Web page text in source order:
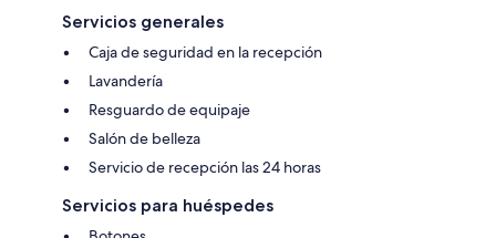
Servicios generales
Caja de seguridad en la recepción
Lavandería
Resguardo de equipaje
Salón de belleza
Servicio de recepción las 24 horas
Servicios para huéspedes